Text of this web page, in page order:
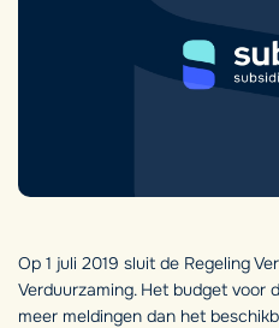
Op 1 juli 2019 sluit de Regeling
Verduurzaming. Het budget voor
meer meldingen dan het